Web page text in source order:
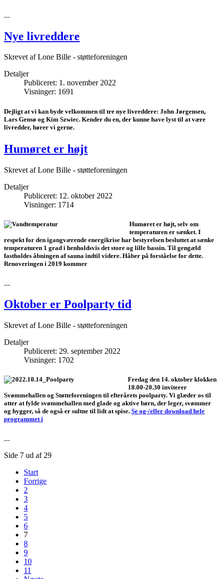
...
Nye livreddere
Skrevet afLone Bille - støtteforeningen
Detaljer
Publiceret: 1. november 2022
Visninger: 1691
Dejligt at vi kan byde velkommen til tre nye livreddere: John Jørgensen,
Lars Gensø og Kim Szwiec. Kender du en, der kunne have lyst til at være
livredder, hører vi gerne.
Humøret er højt
Skrevet afLone Bille - støtteforeningen
Detaljer
Publiceret: 12. oktober 2022
Visninger: 1714
Humøret er højt, selv om
temperaturen er sænket. I
respekt for den igangværende energikrise har bestyrelsen besluttet at sænke
temperaturen 1 grad i henholdsvis det store og lille bassin. Til gengæld
fastholdes åbningen af sauna indtil videre. Håber på forståelse for dette.
Renoveringen i 2019 kommer
...
Oktober er Poolparty tid
Skrevet afLone Bille - støtteforeningen
Detaljer
Publiceret: 29. september 2022
Visninger: 1702
Fredag den 14. oktober klokken
18.00-20.30 inviterer
Svømmehallen og Støtteforeningen til efterårets poolparty. Vi glæder os til
atter at fylde svømmehallen med glade og aktive børn, der leger, svømmer
og hygger, så de også er sultne til lidt at spise. Se og-/eller download hele
programmet i
...
Side 7 ud af 29
Start
Forrige
2
3
4
5
6
7
8
9
10
11